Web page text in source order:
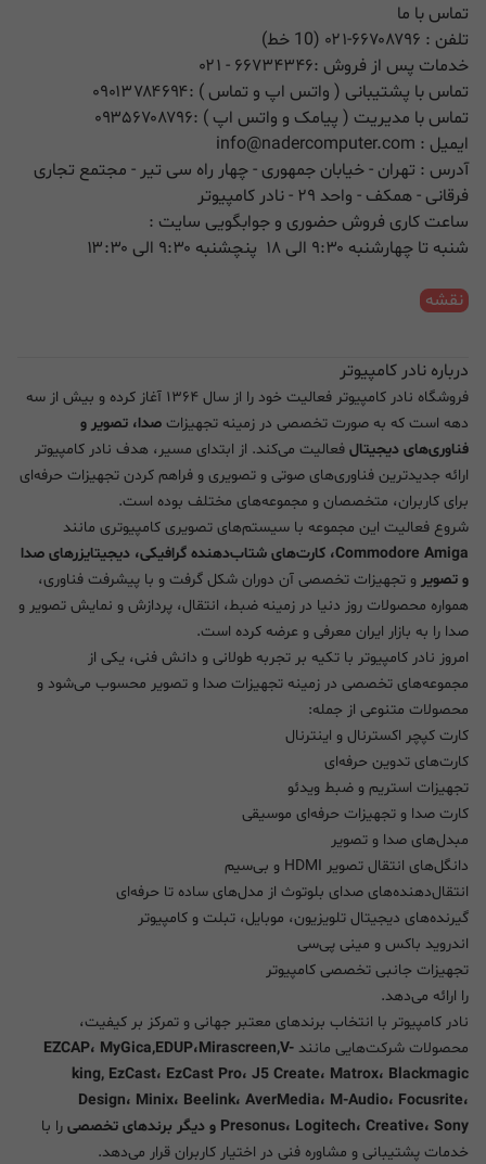
تماس با ما
تلفن : ۰۲۱-۶۶۷۰۸۷۹۶ (10 خط)
خدمات پس از فروش :۶۶۷۳۴۳۴۶ - ۰۲۱
تماس با پشتیبانی ( واتس اپ و تماس ) :۰۹۰۱۳۷۸۴۶۹۴
تماس با مدیریت ( پیامک و واتس اپ ) :۰۹۳۵۶۷۰۸۷۹۶
ایمیل : info@nadercomputer.com
آدرس : تهران - خیابان جمهوری - چهار راه سی تیر - مجتمع تجاری
فرقانی - همکف - واحد ۲۹ - نادر کامپیوتر
ساعت کاری فروش حضوری و جوابگویی سایت :
شنبه تا چهارشنبه ۹:۳۰ الی ۱۸ پنچشنبه ۹:۳۰ الی ۱۳:۳۰
نقشه
درباره نادر کامپیوتر
فروشگاه نادر کامپیوتر فعالیت خود را از سال ۱۳۶۴ آغاز کرده و بیش از سه
دهه است که به صورت تخصصی در زمینه تجهیزات صدا، تصویر و
فناوری‌های دیجیتال فعالیت می‌کند. از ابتدای مسیر، هدف نادر کامپیوتر
ارائه جدیدترین فناوری‌های صوتی و تصویری و فراهم کردن تجهیزات حرفه‌ای
برای کاربران، متخصصان و مجموعه‌های مختلف بوده است.
شروع فعالیت این مجموعه با سیستم‌های تصویری کامپیوتری مانند
Commodore Amiga، کارت‌های شتاب‌دهنده گرافیکی، دیجیتایزرهای صدا
و تصویر و تجهیزات تخصصی آن دوران شکل گرفت و با پیشرفت فناوری،
همواره محصولات روز دنیا در زمینه ضبط، انتقال، پردازش و نمایش تصویر و
صدا را به بازار ایران معرفی و عرضه کرده است.
امروز نادر کامپیوتر با تکیه بر تجربه طولانی و دانش فنی، یکی از
مجموعه‌های تخصصی در زمینه تجهیزات صدا و تصویر محسوب می‌شود و
محصولات متنوعی از جمله:
کارت کپچر اکسترنال و اینترنال
کارت‌های تدوین حرفه‌ای
تجهیزات استریم و ضبط ویدئو
کارت صدا و تجهیزات حرفه‌ای موسیقی
مبدل‌های صدا و تصویر
دانگل‌های انتقال تصویر HDMI و بی‌سیم
انتقال‌دهنده‌های صدای بلوتوث از مدل‌های ساده تا حرفه‌ای
گیرنده‌های دیجیتال تلویزیون، موبایل، تبلت و کامپیوتر
اندروید باکس و مینی پی‌سی
تجهیزات جانبی تخصصی کامپیوتر
را ارائه می‌دهد.
نادر کامپیوتر با انتخاب برندهای معتبر جهانی و تمرکز بر کیفیت،
محصولات شرکت‌هایی مانند EZCAP، MyGica,EDUP،Mirascreen,V-
king, EzCast، EzCast Pro، J5 Create، Matrox، Blackmagic
Design، Minix، Beelink، AverMedia، M-Audio، Focusrite،
Presonus، Logitech، Creative، Sony و دیگر برندهای تخصصی
را با
خدمات پشتیبانی و مشاوره فنی در اختیار کاربران قرار می‌دهد.